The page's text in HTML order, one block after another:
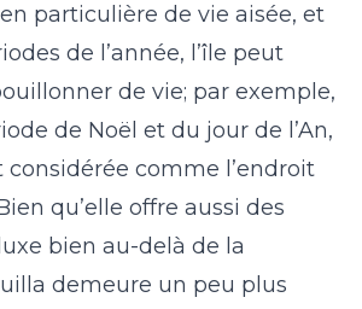
particulière de vie aisée, et
de l’année, l’île peut
de vie; par exemple,
de Noël et du jour de l’An,
considérée comme l’endroit
qu’elle offre aussi des
bien au-delà de la
demeure un peu plus